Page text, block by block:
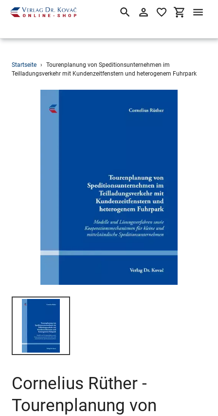
Direkt
zum
SuchenEinloggen
Startseite ›
Tourenplanung von Speditionsunternehmen im
Teilladungsverkehr mit Kundenzeitfenstern und heterogenem Fuhrpark
Cornelius Rüther -
Tourenplanung von